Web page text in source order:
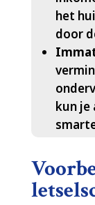
het
door
kun je